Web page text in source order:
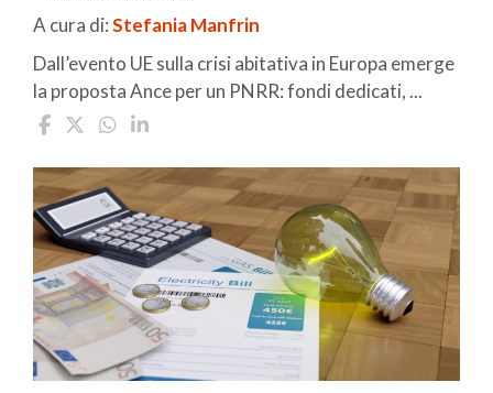
A cura di:Stefania Manfrin
Dall’evento UE sulla crisi abitativa in Europa emerge
la proposta Ance per un PNRR: fondi dedicati, ...